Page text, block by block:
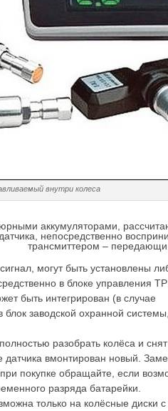
внутри колеса
аккумуляторами,
непосредственно
трансмиттером –
могут быть установлены
в блоке управления
быть интегрирован (в случае
блок заводской охранной
разобрать колёса и
датчика вмонтирован новый.
покупке обращайте, если
разряда батарейки.
только на колёсные